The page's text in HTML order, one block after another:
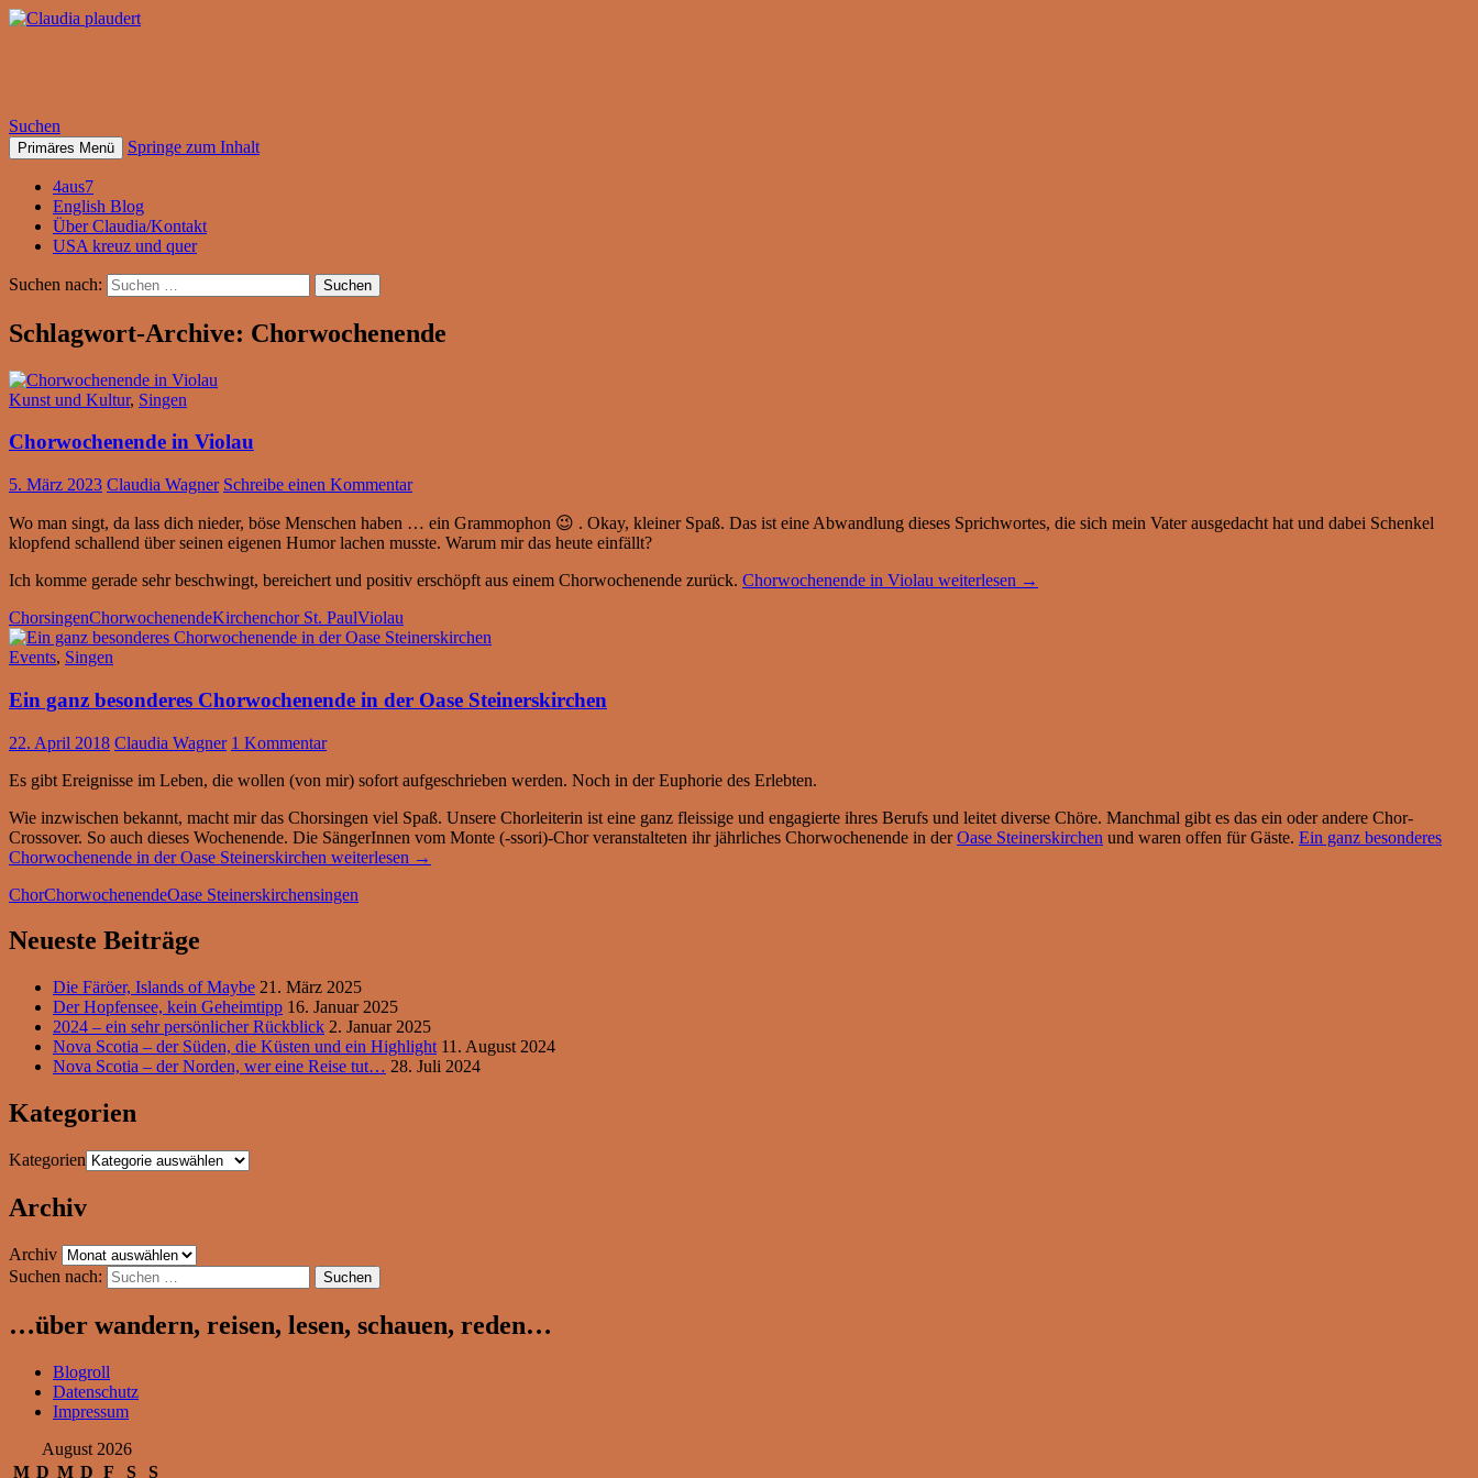
Suchen
Primäres Menü Springe zum Inhalt
4aus7
English Blog
Über Claudia/Kontakt
USA kreuz und quer
Suchen nach:
Schlagwort-Archive: Chorwochenende
Kunst und Kultur, Singen
Chorwochenende in Violau
5. März 2023 Claudia Wagner Schreibe einen Kommentar
Wo man singt, da lass dich nieder, böse Menschen haben … ein Grammophon 😉 . Okay, kleiner Spaß. Das ist eine Abwandlung dieses Sprichwortes, die sich mein Vater ausgedacht hat und dabei Schenkel
klopfend schallend über seinen eigenen Humor lachen musste. Warum mir das heute einfällt?
Ich komme gerade sehr beschwingt, bereichert und positiv erschöpft aus einem Chorwochenende zurück. Chorwochenende in Violau weiterlesen →
ChorsingenChorwochenendeKirchenchor St. PaulViolau
Events, Singen
Ein ganz besonderes Chorwochenende in der Oase Steinerskirchen
22. April 2018 Claudia Wagner 1 Kommentar
Es gibt Ereignisse im Leben, die wollen (von mir) sofort aufgeschrieben werden. Noch in der Euphorie des Erlebten.
Wie inzwischen bekannt, macht mir das Chorsingen viel Spaß. Unsere Chorleiterin ist eine ganz fleissige und engagierte ihres Berufs und leitet diverse Chöre. Manchmal gibt es das ein oder andere Chor-
Crossover. So auch dieses Wochenende. Die SängerInnen vom Monte (-ssori)-Chor veranstalteten ihr jährliches Chorwochenende in derOase Steinerskirchen und waren offen für Gäste. Ein ganz besonderes
Chorwochenende in der Oase Steinerskirchen weiterlesen →
ChorChorwochenendeOase Steinerskirchensingen
Neueste Beiträge
Die Färöer, Islands of Maybe 21. März 2025
Der Hopfensee, kein Geheimtipp 16. Januar 2025
2024 – ein sehr persönlicher Rückblick 2. Januar 2025
Nova Scotia – der Süden, die Küsten und ein Highlight 11. August 2024
Nova Scotia – der Norden, wer eine Reise tut… 28. Juli 2024
Kategorien
Kategorien
Archiv
Archiv
Suchen nach:
…über wandern, reisen, lesen, schauen, reden…
Blogroll
Datenschutz
Impressum
August 2026
M D M D F S S